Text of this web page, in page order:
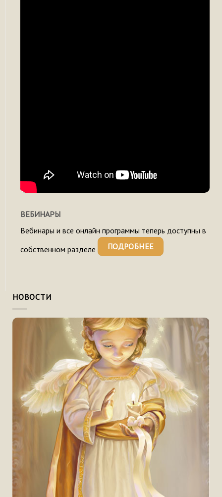
НОВОСТИ
ВЕБИНАРЫ
Вебинары и все онлайн программы теперь доступны в
собственном разделе
ПОДРОБНЕЕ